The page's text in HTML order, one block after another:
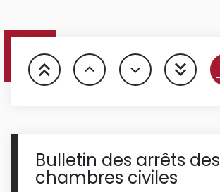
Bulletin des arrêts des
chambres civiles